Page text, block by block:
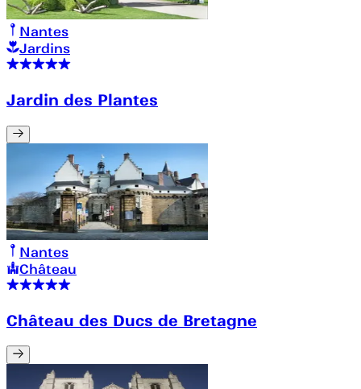
Nantes
Jardins
Jardin des Plantes
Nantes
Château
Château des Ducs de Bretagne